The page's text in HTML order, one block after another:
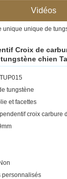
Vidéos
unique de
Croix de
chien
tungstène
et facettes
croix carbure
personnalisés